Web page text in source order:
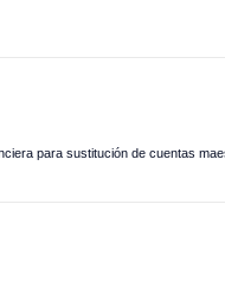
para sustitución de cuentas